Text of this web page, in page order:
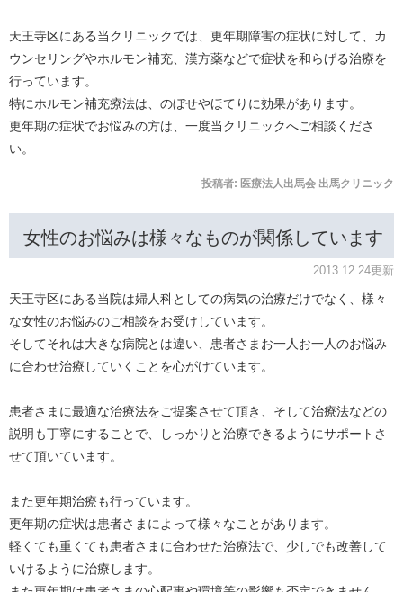
天王寺区にある当クリニックでは、更年期障害の症状に対して、カ
ウンセリングやホルモン補充、漢方薬などで症状を和らげる治療を
行っています。
特にホルモン補充療法は、のぼせやほてりに効果があります。
更年期の症状でお悩みの方は、一度当クリニックへご相談くださ
い。
投稿者: 医療法人出馬会 出馬クリニック
女性のお悩みは様々なものが関係しています
2013.12.24更新
天王寺区にある当院は婦人科としての病気の治療だけでなく、様々
な女性のお悩みのご相談をお受けしています。
そしてそれは大きな病院とは違い、患者さまお一人お一人のお悩み
に合わせ治療していくことを心がけています。
患者さまに最適な治療法をご提案させて頂き、そして治療法などの
説明も丁寧にすることで、しっかりと治療できるようにサポートさ
せて頂いています。
また更年期治療も行っています。
更年期の症状は患者さまによって様々なことがあります。
軽くても重くても患者さまに合わせた治療法で、少しでも改善して
いけるように治療します。